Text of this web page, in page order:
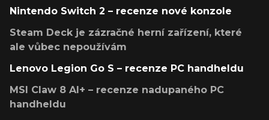
Nintendo Switch 2 – recenze nové konzole
Steam Deck je zázračné herní zařízení, které
ale vůbec nepoužívám
Lenovo Legion Go S – recenze PC handheldu
MSI Claw 8 AI+ – recenze nadupaného PC
handheldu